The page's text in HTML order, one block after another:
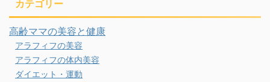
カテゴリー
高齢ママの美容と健康
アラフィフの美容
アラフィフの体内美容
ダイエット・運動